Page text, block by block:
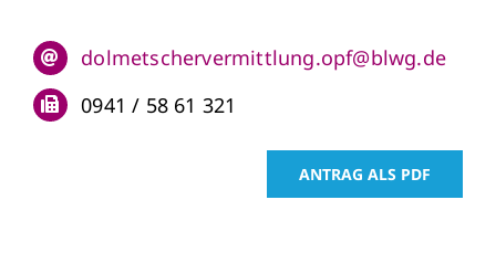
dolmetschervermittlung.opf@blwg.de
0941 / 58 61 321
ANTRAG ALS PDF